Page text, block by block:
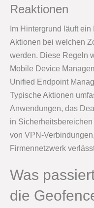
Reaktionen
Im Hintergrund läuft
Aktionen bei welchen
werden. Diese Regeln
Mobile Device
Unified Endpoint
Typische Aktionen
Anwendungen, das
in
von VPN-
Firmennetzwerk
Was
die